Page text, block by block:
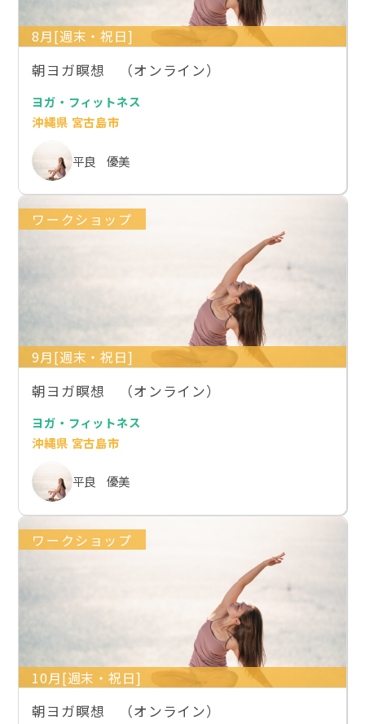
8月[週末・祝日]
朝ヨガ瞑想 （オンライン）
ヨガ・フィットネス
沖縄県 宮古島市
平良 優美
ワークショップ
9月[週末・祝日]
朝ヨガ瞑想 （オンライン）
ヨガ・フィットネス
沖縄県 宮古島市
平良 優美
ワークショップ
10月[週末・祝日]
朝ヨガ瞑想 （オンライン）